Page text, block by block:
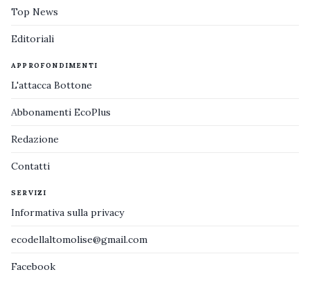
Top News
Editoriali
APPROFONDIMENTI
L'attacca Bottone
Abbonamenti EcoPlus
Redazione
Contatti
SERVIZI
Informativa sulla privacy
ecodellaltomolise@gmail.com
Facebook